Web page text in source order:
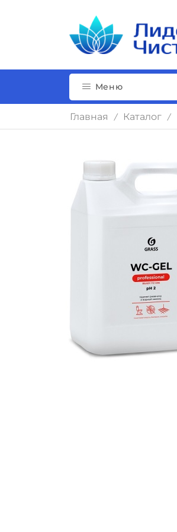
Меню
Главная / Каталог /